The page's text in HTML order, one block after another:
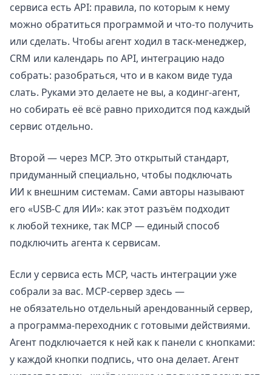
сервиса есть API: правила, по которым к нему
можно обратиться программой и что-то получить
или сделать. Чтобы агент ходил в таск-менеджер,
CRM или календарь по API, интеграцию надо
собрать: разобраться, что и в каком виде туда
слать. Руками это делаете не вы, а кодинг-агент,
но собирать её всё равно приходится под каждый
сервис отдельно.
Второй — через MCP. Это открытый стандарт,
придуманный специально, чтобы подключать
ИИ к внешним системам. Сами авторы называют
его «USB-C для ИИ»: как этот разъём подходит
к любой технике, так MCP — единый способ
подключить агента к сервисам.
Если у сервиса есть MCP, часть интеграции уже
собрали за вас. MCP-сервер здесь —
не обязательно отдельный арендованный сервер,
а программа-переходник с готовыми действиями.
Агент подключается к ней как к панели с кнопками:
у каждой кнопки подпись, что она делает. Агент